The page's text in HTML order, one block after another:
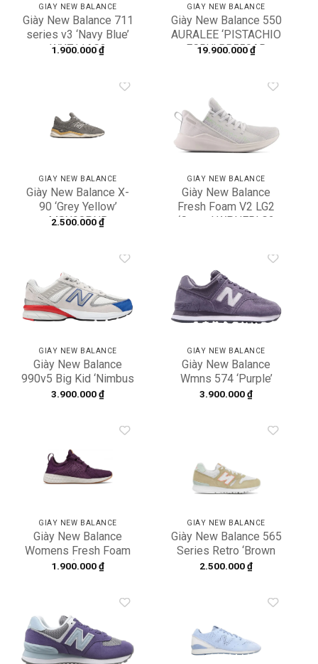
GIÀY NEW BALANCE
Giày New Balance 711
series v3 ‘Navy Blue’
WX711AG3
1.900.000₫
GIÀY NEW BALANCE
Giày New Balance 550
AURALEE ‘PISTACHIO
ECRU’ BB550AR
19.900.000₫
GIÀY NEW BALANCE
Giày New Balance X-
90 ‘Grey Yellow’
MSX90PNB
2.500.000₫
wishlist
GIÀY NEW BALANCE
Giày New Balance
Fresh Foam V2 LG2
‘Cream’ WPHERLG2
wishlist
GIÀY NEW BALANCE
Giày New Balance
990v5 Big Kid ‘Nimbus
Cloud’ GC990NB5
3.900.000₫
Add to
wishlist
GIÀY NEW BALANCE
Giày New Balance
Wmns 574 ‘Purple’
WL574FHBB
3.900.000₫
wishlist
GIÀY NEW BALANCE
Giày New Balance
Womens Fresh Foam
Cruz ‘Purple’
1.900.000₫
GIÀY NEW BALANCE
Giày New Balance 565
Series Retro ‘Brown
White’ ML565GA1
2.500.000₫
Add to
wishlist
wishlist